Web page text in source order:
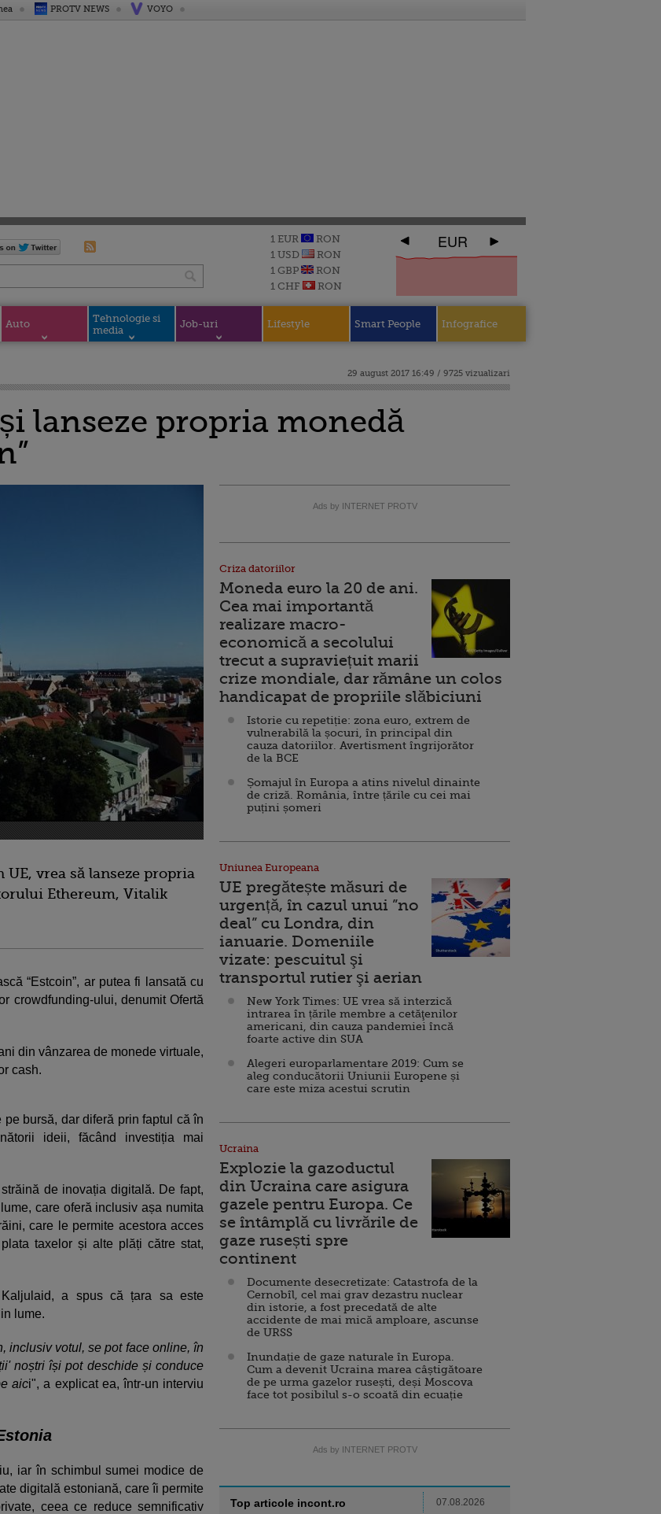
PROTV NEWS VOYO
1 EUR
RON
1 USD
RON
1 GBP
RON
1 CHF
RON
EUR
Auto
Tehnologie si
media
Job-uri Lifestyle Smart People Infografice
29 august 2017 16:49 / 9725 vizualizari
lanseze propria monedă
vrea să lanseze propria
Ethereum, Vitalik
“Estcoin”, ar putea fi lansată cu
crowdfunding-ului, denumit Ofertă
din vânzarea de monede virtuale,
cash.
bursă, dar diferă prin faptul că în
ideii, făcând investiția mai
de inovația digitală. De fapt,
care oferă inclusiv așa numita
care le permite acestora acces
taxelor și alte plăți către stat,
Kaljulaid, a spus că țara sa este
lume.
inclusiv votul, se pot face online, în
noștri își pot deschide și conduce
aici", a explicat ea, într-un interviu
iar în schimbul sumei modice de
digitală estoniană, care îi permite
ceea ce reduce semnificativ
Ads by INTERNET PROTV
Criza datoriilor
Moneda euro la 20 de ani.
Cea mai importantă
realizare macro-
economică a secolului
trecut a supraviețuit marii
crize mondiale, dar rămâne un colos
handicapat de propriile slăbiciuni
Istorie cu repetiție: zona euro, extrem de
vulnerabilă la șocuri, în principal din
cauza datoriilor. Avertisment îngrijorător
de la BCE
Șomajul în Europa a atins nivelul dinainte
de criză. România, între țările cu cei mai
puțini șomeri
Uniunea Europeana
UE pregătește măsuri de
urgență, în cazul unui ”no
deal” cu Londra, din
ianuarie. Domeniile
vizate: pescuitul şi
transportul rutier şi aerian
New York Times: UE vrea să interzică
intrarea în țările membre a cetăţenilor
americani, din cauza pandemiei încă
foarte active din SUA
Alegeri europarlamentare 2019: Cum se
aleg conducătorii Uniunii Europene și
care este miza acestui scrutin
Ucraina
Explozie la gazoductul
din Ucraina care asigura
gazele pentru Europa. Ce
se întâmplă cu livrările de
gaze rusești spre
continent
Documente desecretizate: Catastrofa de la
Cernobîl, cel mai grav dezastru nuclear
din istorie, a fost precedată de alte
accidente de mai mică amploare, ascunse
de URSS
Inundație de gaze naturale în Europa.
Cum a devenit Ucraina marea câștigătoare
de pe urma gazelor rusești, deși Moscova
face tot posibilul s-o scoată din ecuație
Ads by INTERNET PROTV
Top articole incont.ro 07.08.2026